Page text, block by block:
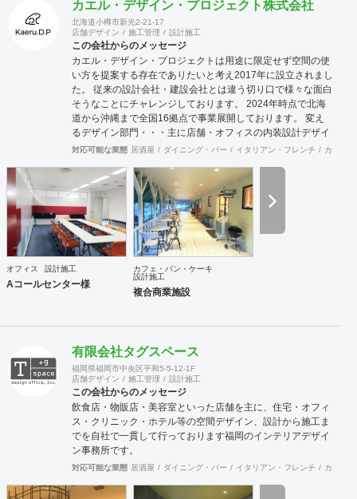
----------------------------------------------------------------------------------
---------------------------------- 商号： 株式会社ビスポー
クアーキテクツ / Bespoke architects Inc. 登録： 一
級建築士事務所 東京都知事登録 第64040号
建築士賠償責任補償制度（公益社団法人 日本
建築士連合会） 代表取締役： 丸島 潤 （一級建築士 / 管
理建築士） 所在地： 〒152-0002 東京都目黒区目黒
本町 5-14-14-B1F TEL： 03-6452-4248
FAX： 03-6452-4249 創業： 2016年2月
（法人設立：2020年9月） Webサイト: https://bspk.jp
カエル・デザイン・プロジェクト株式会社
北海道小樽市新光2-21-17
店舗デザイン
施工管理 設計施工
この会社からのメッセージ
カエル・デザイン・プロジェクトは用途に限定せず空間の使
い方を提案する存在でありたいと考え2017年に設立されまし
た。 従来の設計会社・建設会社とは違う切り口で様々な面白
そうなことにチャレンジしております。 2024年時点で北海
道から沖縄まで全国16拠点で事業展開しております。 変え
るデザイン部門・・・主に店舗・オフィスの内装設計デザイ
ン及び施工をお客様と一緒に創り上げます。 Hybrid電気工事
足が深刻化する現場に柔軟に対応します。 自社請け可能職種
内装工事 インテリアデザイン事務所 その他設計 その他建設
サポート 対応可能エリア 北海道・仙台・関東・名古屋・九
州・沖縄コンストラクションマネジメント業務は月単位で出
張常駐対応可能です。
対応可能な業態 居酒屋 ダイニング・バー イタリアン・フレンチ カフェ
オフィス 設計施工
Aコールセンター様
カフェ・パン・ケーキ
設計施工
複合商業施設
有限会社タグスペース
福岡県福岡市中央区平和5-5-12-1F
店舗デザイン
施工管理 設計施工
この会社からのメッセージ
飲食店・物販店・美容室といった店舗を主に、住宅・オフィ
ス・クリニック・ホテル等の空間デザイン、設計から施工ま
でを自社で一貫して行っております福岡のインテリアデザイ
ン事務所です。
対応可能な業態 居酒屋 ダイニング・バー イタリアン・フレンチ カフェ